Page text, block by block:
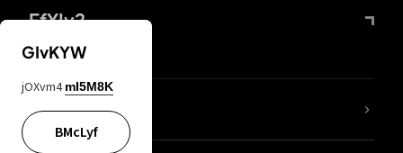
FfYIy2
KIjvtr
GIvKYW
jOXvm4 mI5M8K
BMcLyf